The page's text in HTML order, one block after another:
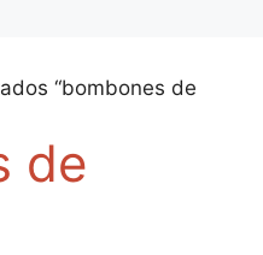
“bombones de
de